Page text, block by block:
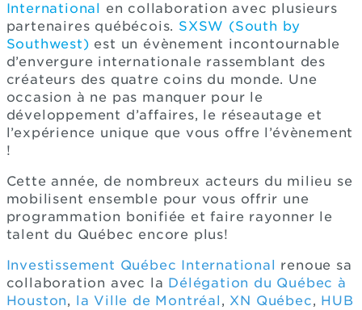
International en collaboration avec plusieurs
partenaires québécois. SXSW (South by
Southwest) est un évènement incontournable
d’envergure internationale rassemblant des
créateurs des quatre coins du monde. Une
occasion à ne pas manquer pour le
développement d’affaires, le réseautage et
l’expérience unique que vous offre l’évènement
!
Cette année, de nombreux acteurs du milieu se
mobilisent ensemble pour vous offrir une
programmation bonifiée et faire rayonner le
talent du Québec encore plus!
Investissement Québec International renoue sa
collaboration avec la Délégation du Québec à
Houston, la Ville de Montréal , XN Québec, HUB